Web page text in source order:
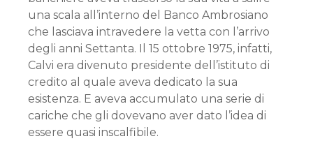
una scala all’interno del Banco Ambrosiano
che lasciava intravedere la vetta con l’arrivo
degli anni Settanta. Il 15 ottobre 1975, infatti,
Calvi era divenuto presidente dell’istituto di
credito al quale aveva dedicato la sua
esistenza. E aveva accumulato una serie di
cariche che gli dovevano aver dato l’idea di
essere quasi inscalfibile.